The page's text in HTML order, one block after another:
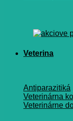
Veterina
Antiparazitiká
Veterinárna
Veterinárne